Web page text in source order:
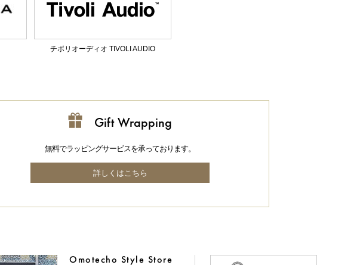
チボリオーディオ TIVOLI AUDIO
Gift Wrapping
無料でラッピングサービスを承っております。
詳しくはこちら
Omotecho Style Store